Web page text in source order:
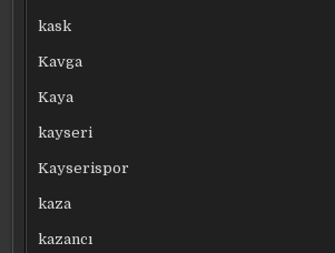
kask
Kavga
Kaya
kayseri
Kayserispor
kaza
kazancı